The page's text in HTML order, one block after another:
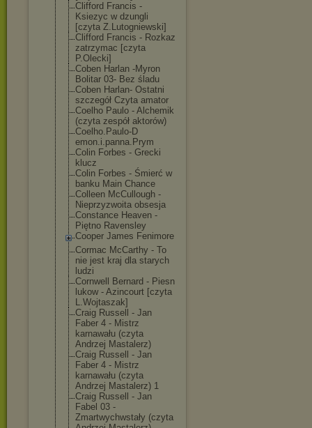
Clifford Francis -
Ksiezyc w dzungli
[czyta Z.Lutogniewski]
Clifford Francis - Rozkaz
zatrzymac [czyta
P.Olecki]
Coben Harlan -Myron
Bolitar 03- Bez śladu
Coben Harlan- Ostatni
szczegół Czyta amator
Coelho Paulo - Alchemik
(czyta zespół aktorów)
Coelho.Paulo-D
emon.i.panna.Prym
Colin Forbes - Grecki
klucz
Colin Forbes - Śmierć w
banku Main Chance
Colleen McCullough -
Nieprzyzwoita obsesja
Constance Heaven -
Piętno Ravensley
Cooper James Fenimore
Cormac McCarthy - To
nie jest kraj dla starych
ludzi
Cornwell Bernard - Piesn
lukow - Azincourt [czyta
L.Wojtaszak]
Craig Russell - Jan
Faber 4 - Mistrz
karnawału (czyta
Andrzej Mastalerz)
Craig Russell - Jan
Faber 4 - Mistrz
karnawału (czyta
Andrzej Mastalerz) 1
Craig Russell - Jan
Fabel 03 -
Zmartwychwstały (czyta